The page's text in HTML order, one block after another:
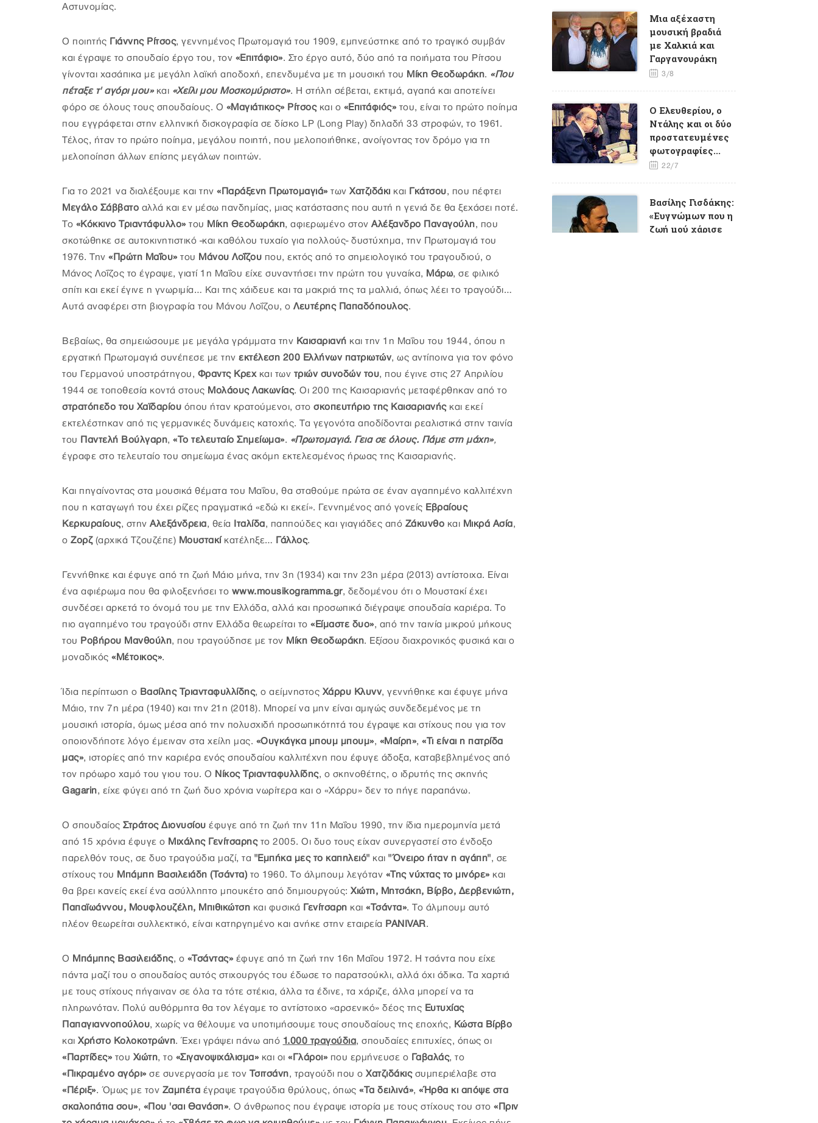
Αστυνομίας.
Ο ποιητής Γιάννης Ρίτσος, γεννημένος Πρωτομαγιά του 1909, εμπνεύστηκε από το τραγικό συμβάν
και έγραψε το σπουδαίο έργο του, τον «Επιτάφιο». Στο έργο αυτό, δύο από τα ποιήματα του Ρίτσου
γίνονται χασάπικα με μεγάλη λαϊκή αποδοχή, επενδυμένα με τη μουσική του Μίκη Θεοδωράκη. «Που
πέταξε τ' αγόρι μου»και «Χείλι μου Μοσκομύριστο». Η στήλη σέβεται, εκτιμά, αγαπά και αποτείνει
φόρο σε όλους τους σπουδαίους. Ο «Μαγιάτικος» Ρίτσος και ο «Επιτάφιός» του, είναι το πρώτο ποίημα
που εγγράφεται στην ελληνική δισκογραφία σε δίσκο LP (Long Play) δηλαδή 33 στροφών, το 1961.
Τέλος, ήταν το πρώτο ποίημα, μεγάλου ποιητή, που μελοποιήθηκε, ανοίγοντας τον δρόμο για τη
μελοποίηση άλλων επίσης μεγάλων ποιητών.
Για το 2021 να διαλέξουμε και την «Παράξενη Πρωτομαγιά» των Χατζιδάκι και Γκάτσου, που πέφτει
Μεγάλο Σάββατο αλλά και εν μέσω πανδημίας, μιας κατάστασης που αυτή η γενιά δε θα ξεχάσει ποτέ.
Το «Κόκκινο Τριαντάφυλλο» του Μίκη Θεοδωράκη, αφιερωμένο στον Αλέξανδρο Παναγούλη, που
σκοτώθηκε σε αυτοκινητιστικό -και καθόλου τυχαίο για πολλούς- δυστύχημα, την Πρωτομαγιά του
1976. Την «Πρώτη Μαΐου» του Μάνου Λοΐζου που, εκτός από το σημειολογικό του τραγουδιού, ο
Μάνος Λοΐζος το έγραψε, γιατί 1η Μαΐου είχε συναντήσει την πρώτη του γυναίκα, Μάρω, σε φιλικό
σπίτι και εκεί έγινε η γνωριμία… Και της χάιδευε και τα μακριά της τα μαλλιά, όπως λέει το τραγούδι…
Αυτά αναφέρει στη βιογραφία του Μάνου Λοΐζου, ο Λευτέρης Παπαδόπουλος.
Βεβαίως, θα σημειώσουμε με μεγάλα γράμματα την Καισαριανή και την 1η Μαΐου του 1944, όπου η
εργατική Πρωτομαγιά συνέπεσε με την εκτέλεση 200 Ελλήνων πατριωτών, ως αντίποινα για τον φόνο
του Γερμανού υποστράτηγου, Φραντς Κρεχκαι των τριών συνοδών του, που έγινε στις 27 Απριλίου
1944 σε τοποθεσία κοντά στους Μολάους Λακωνίας. Οι 200 της Καισαριανής μεταφέρθηκαν από το
στρατόπεδο του Χαϊδαρίου όπου ήταν κρατούμενοι, στο σκοπευτήριο της Καισαριανής και εκεί
εκτελέστηκαν από τις γερμανικές δυνάμεις κατοχής. Τα γεγονότα αποδίδονται ρεαλιστικά στην ταινία
του Παντελή Βούλγαρη, «Το τελευταίο Σημείωμα». «Πρωτομαγιά. Γεια σε όλους. Πάμε στη μάχη»,
έγραφε στο τελευταίο του σημείωμα ένας ακόμη εκτελεσμένος ήρωας της Καισαριανής.
Και πηγαίνοντας στα μουσικά θέματα του Μαΐου, θα σταθούμε πρώτα σε έναν αγαπημένο καλλιτέχνη
που η καταγωγή του έχει ρίζες πραγματικά «εδώ κι εκεί». Γεννημένος από γονείς Εβραίους
Κερκυραίους, στην Αλεξάνδρεια, θεία Ιταλίδα, παππούδες και γιαγιάδες από Ζάκυνθο και Μικρά Ασία,
ο Ζορζ(αρχικά Τζουζέπε) Μουστακί κατέληξε… Γάλλος.
Γεννήθηκε και έφυγε από τη ζωή Μάιο μήνα, την 3η (1934) και την 23η μέρα (2013) αντίστοιχα. Είναι
ένα αφιέρωμα που θα φιλοξενήσει το www.mousikogramma.gr, δεδομένου ότι ο Μουστακί έχει
συνδέσει αρκετά το όνομά του με την Ελλάδα, αλλά και προσωπικά διέγραψε σπουδαία καριέρα. Το
πιο αγαπημένο του τραγούδι στην Ελλάδα θεωρείται το «Είμαστε δυο», από την ταινία μικρού μήκους
του Ροβήρου Μανθούλη, που τραγούδησε με τον Μίκη Θεοδωράκη. Εξίσου διαχρονικός φυσικά και ο
μοναδικός «Μέτοικος».
Ίδια περίπτωση ο Βασίλης Τριανταφυλλίδης, ο αείμνηστος Χάρρυ Κλυνν, γεννήθηκε και έφυγε μήνα
Μάιο, την 7η μέρα (1940) και την 21η (2018). Μπορεί να μην είναι αμιγώς συνδεδεμένος με τη
μουσική ιστορία, όμως μέσα από την πολυσχιδή προσωπικότητά του έγραψε και στίχους που για τον
οποιονδήποτε λόγο έμειναν στα χείλη μας. «Ουγκάγκα μπουμ μπουμ», «Μαίρη», «Τι είναι η πατρίδα
μας», ιστορίες από την καριέρα ενός σπουδαίου καλλιτέχνη που έφυγε άδοξα, καταβεβλημένος από
τον πρόωρο χαμό του γιου του. Ο Νίκος Τριανταφυλλίδης, ο σκηνοθέτης, ο ιδρυτής της σκηνής
Gagarin, είχε φύγει από τη ζωή δυο χρόνια νωρίτερα και ο «Χάρρυ» δεν το πήγε παραπάνω.
Ο σπουδαίος Στράτος Διονυσίου έφυγε από τη ζωή την 11η Μαΐου 1990, την ίδια ημερομηνία μετά
από 15 χρόνια έφυγε ο Μιχάλης Γενίτσαρηςτο 2005. Οι δυο τους είχαν συνεργαστεί στο ένδοξο
παρελθόν τους, σε δυο τραγούδια μαζί, τα "Εμπήκα μες το καπηλειό" και "Όνειρο ήταν η αγάπη", σε
στίχους του Μπάμπη Βασιλειάδη (Τσάντα)το 1960. Το άλμπουμ λεγόταν «Της νύχτας το μινόρε» και
θα βρει κανείς εκεί ένα ασύλληπτο μπουκέτο από δημιουργούς: Χιώτη, Μητσάκη, Βίρβο, Δερβενιώτη,
Παπαϊωάννου, Μουφλουζέλη, Μπιθικώτση και φυσικά Γενίτσαρη και «Τσάντα». Το άλμπουμ αυτό
πλέον θεωρείται συλλεκτικό, είναι κατηργημένο και ανήκε στην εταιρεία PANIVAR.
Ο Μπάμπης Βασιλειάδης, ο «Τσάντας» έφυγε από τη ζωή την 16η Μαΐου 1972. Η τσάντα που είχε
πάντα μαζί του ο σπουδαίος αυτός στιχουργός του έδωσε το παρατσούκλι, αλλά όχι άδικα. Τα χαρτιά
με τους στίχους πήγαιναν σε όλα τα τότε στέκια, άλλα τα έδινε, τα χάριζε, άλλα μπορεί να τα
πληρωνόταν. Πολύ αυθόρμητα θα τον λέγαμε το αντίστοιχο «αρσενικό» δέος της Ευτυχίας
Παπαγιαννοπούλου, χωρίς να θέλουμε να υποτιμήσουμε τους σπουδαίους της εποχής, Κώστα Βίρβο
και Χρήστο Κολοκοτρώνη. Έχει γράψει πάνω από 1.000 τραγούδια, σπουδαίες επιτυχίες, όπως οι
«Παρτίδες» του Χιώτη, το «Σιγανοψιχάλισμα» και οι «Γλάροι» που ερμήνευσε ο Γαβαλάς, το
«Πικραμένο αγόρι» σε συνεργασία με τον Τσιτσάνη, τραγούδι που ο Χατζιδάκιςσυμπεριέλαβε στα
«Πέριξ». Όμως με τον Ζαμπέτα έγραψε τραγούδια θρύλους, όπως «Τα δειλινά», «Ήρθα κι απόψε στα
σκαλοπάτια σου», «Που 'σαι Θανάση». Ο άνθρωπος που έγραψε ιστορία με τους στίχους του στο «Πριν
Mια αξέχαστη
μουσική βραδιά
με Χαλκιά και
Γαργανουράκη
3/8
O Eλευθερίου, ο
Ντάλης και οι δύο
προστατευμένες
φωτογραφίες...
22/7
Βασίλης Γισδάκης:
«Ευγνώμων που η
ζωή μού χάρισε